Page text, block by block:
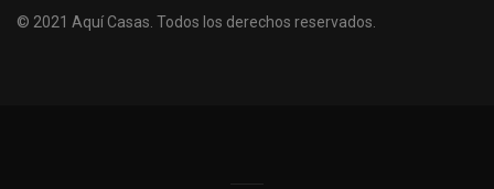
© 2021 Aquí Casas. Todos los derechos reservados.